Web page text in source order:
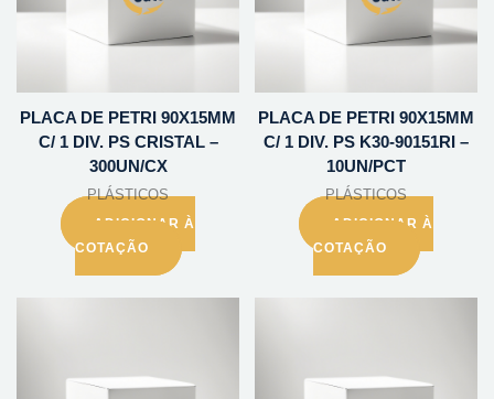
PLACA DE PETRI 90X15MM
C/ 1 DIV. PS CRISTAL –
300UN/CX
PLÁSTICOS
ADICIONAR À
COTAÇÃO
PLACA DE PETRI 90X15MM
C/ 1 DIV. PS K30-90151RI –
10UN/PCT
PLÁSTICOS
ADICIONAR À
COTAÇÃO